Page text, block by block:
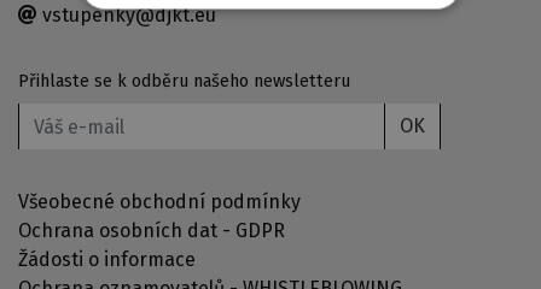
vstupenky@djkt.eu
Přihlaste se k odběru našeho newsletteru
OK
Všeobecné obchodní podmínky
Ochrana osobních dat - GDPR
Žádosti o informace